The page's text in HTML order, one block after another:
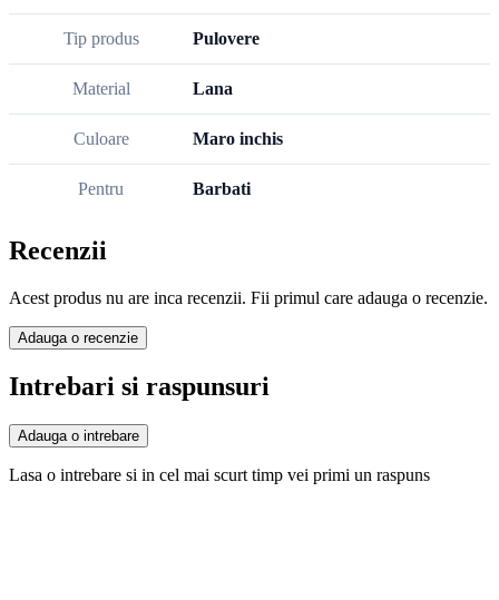
Tip produs Pulovere
Material Lana
Culoare Maro inchis
Pentru Barbati
Recenzii
Acest produs nu are inca recenzii. Fii primul care adauga o recenzie.
Adauga o recenzie
Intrebari si raspunsuri
Adauga o intrebare
Lasa o intrebare si in cel mai scurt timp vei primi un raspuns